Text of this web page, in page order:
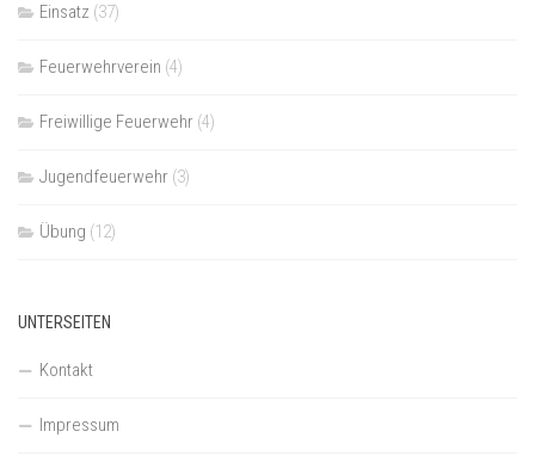
Einsatz (37)
Feuerwehrverein (4)
Freiwillige Feuerwehr (4)
Jugendfeuerwehr (3)
Übung (12)
UNTERSEITEN
Kontakt
Impressum